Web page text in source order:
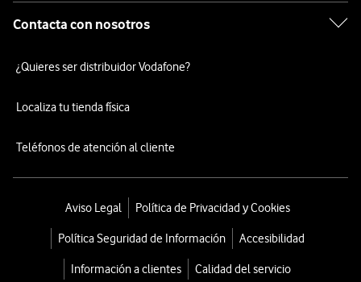
Contacta con nosotros
¿Quieres ser distribuidor Vodafone?
Localiza tu tienda física
Teléfonos de atención al cliente
Aviso Legal Política de Privacidad y Cookies
Política Seguridad de Información Accesibilidad
Información a clientes Calidad del servicio